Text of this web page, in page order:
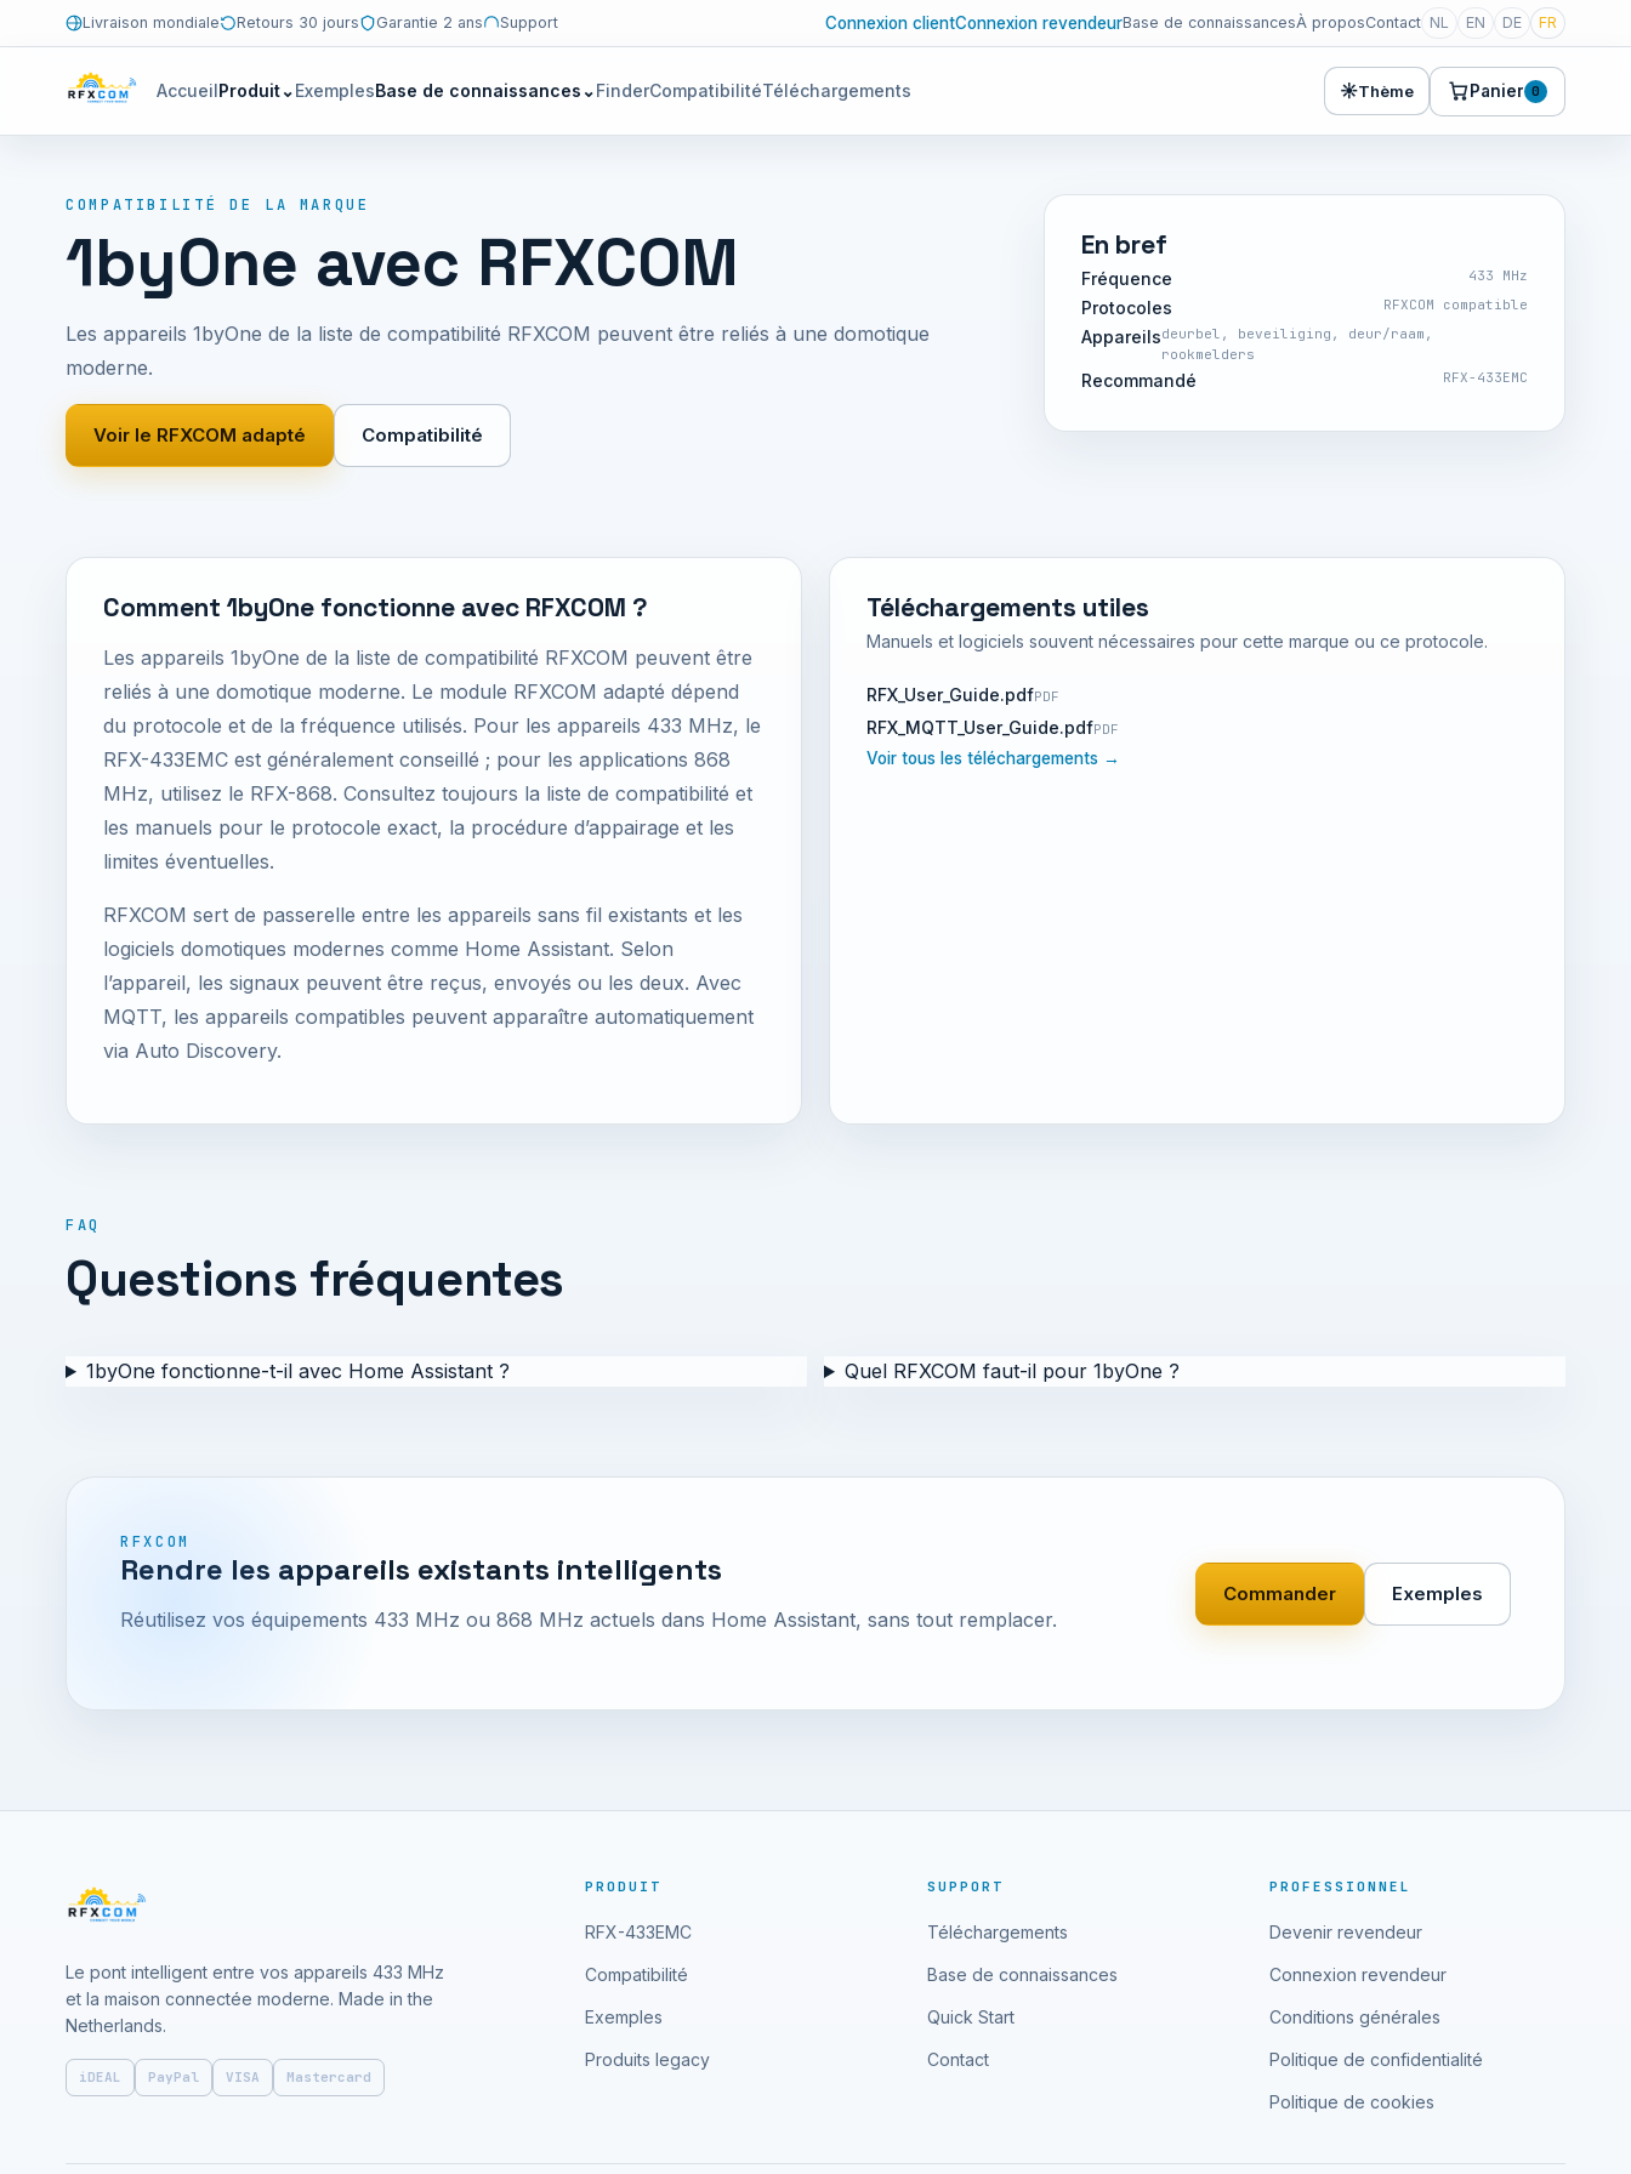
Livraison mondiale Retours 30 jours Garantie 2 ans Support Connexion clientConnexion revendeurBase de connaissancesÀ proposContact NL EN DE FR
AccueilProduit⌄ExemplesBase de connaissances ⌄FinderCompatibilitéTéléchargements ☀Thème Panier 0
COMPATIBILITÉ DE LA MARQUE
1byOne avec RFXCOM
Les appareils 1byOne de la liste de compatibilité RFXCOM peuvent être reliés à une domotique
moderne.
Voir le RFXCOM adapté Compatibilité
En bref
Fréquence 433 MHz
Protocoles RFXCOM compatible
Appareilsdeurbel, beveiliging, deur/raam,
rookmelders
Recommandé RFX-433EMC
Comment 1byOne fonctionne avec RFXCOM ?
Les appareils 1byOne de la liste de compatibilité RFXCOM peuvent être
reliés à une domotique moderne. Le module RFXCOM adapté dépend
du protocole et de la fréquence utilisés. Pour les appareils 433 MHz, le
RFX-433EMC est généralement conseillé ; pour les applications 868
MHz, utilisez le RFX-868. Consultez toujours la liste de compatibilité et
les manuels pour le protocole exact, la procédure d’appairage et les
limites éventuelles.
RFXCOM sert de passerelle entre les appareils sans fil existants et les
logiciels domotiques modernes comme Home Assistant. Selon
l’appareil, les signaux peuvent être reçus, envoyés ou les deux. Avec
MQTT, les appareils compatibles peuvent apparaître automatiquement
via Auto Discovery.
Téléchargements utiles
Manuels et logiciels souvent nécessaires pour cette marque ou ce protocole.
RFX_User_Guide.pdfPDF
RFX_MQTT_User_Guide.pdfPDF
Voir tous les téléchargements →
FAQ
Questions fréquentes
1byOne fonctionne-t-il avec Home Assistant ? Quel RFXCOM faut-il pour 1byOne ?
RFXCOM
Rendre les appareils existants intelligents
Réutilisez vos équipements 433 MHz ou 868 MHz actuels dans Home Assistant, sans tout remplacer.
Commander Exemples
Le pont intelligent entre vos appareils 433 MHz
et la maison connectée moderne. Made in the
Netherlands.
iDEAL PayPal VISA Mastercard
PRODUIT
RFX-433EMC
Compatibilité
Exemples
Produits legacy
SUPPORT
Téléchargements
Base de connaissances
Quick Start
Contact
PROFESSIONNEL
Devenir revendeur
Connexion revendeur
Conditions générales
Politique de confidentialité
Politique de cookies